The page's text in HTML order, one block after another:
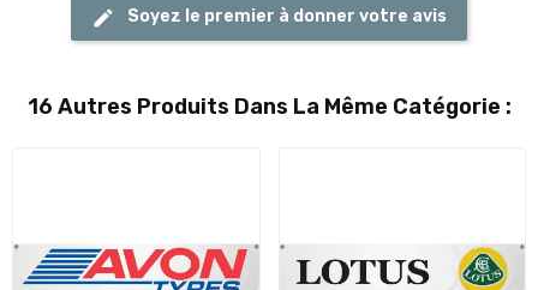
Soyez le premier à donner votre avis
16 Autres Produits Dans La Même Catégorie :